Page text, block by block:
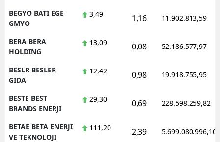
BEGYO BATI EGE
GMYO
3,49 1,16 11.902.813,59
BERA BERA
HOLDING
13,09 0,08 52.186.577,97
BESLR BESLER
GIDA
12,42 0,98 19.918.755,95
BESTE BEST
BRANDS ENERJI
29,30 0,69 228.598.259,82
BETAE BETA ENERJI
VE TEKNOLOJI
111,20 2,39 5.699.080.996,10